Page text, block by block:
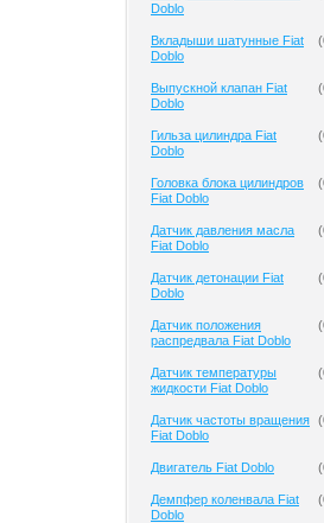
Doblo
Вкладыши шатунные Fiat
Doblo
(
Выпускной клапан Fiat
Doblo
(
Гильза цилиндра Fiat
Doblo
(
Головка блока цилиндров
Fiat Doblo
(
Датчик давления масла
Fiat Doblo
(
Датчик детонации Fiat
Doblo
(
Датчик положения
распредвала Fiat Doblo
(
Датчик температуры
жидкости Fiat Doblo
(
Датчик частоты вращения
Fiat Doblo
(
Двигатель Fiat Doblo (
Демпфер коленвала Fiat
Doblo
(